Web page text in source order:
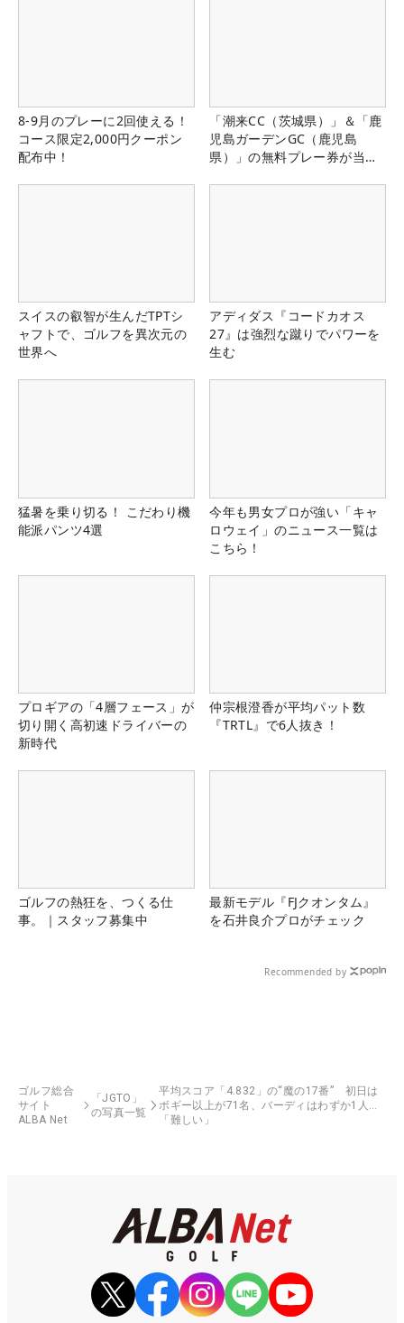
8-9月のプレーに2回使える！
コース限定2,000円クーポン
配布中！
「潮来CC（茨城県）」＆「鹿
児島ガーデンGC（鹿児島
県）」の無料プレー券が当た
スイスの叡智が生んだTPTシ
ャフトで、ゴルフを異次元の
世界へ
アディダス『コードカオス
27』は強烈な蹴りでパワーを
生む
猛暑を乗り切る！ こだわり機
能派パンツ4選
今年も男女プロが強い「キャ
ロウェイ」のニュース一覧は
こちら！
プロギアの「4層フェース」が
切り開く高初速ドライバーの
新時代
仲宗根澄香が平均パット数
『TRTL』で6人抜き！
ゴルフの熱狂を、つくる仕
事。｜スタッフ募集中
最新モデル『FJクオンタム』
を石井良介プロがチェック
Recommended by
ゴルフ総合
サイト
ALBA Net
「JGTO」
の写真一覧
平均スコア「4.832」の“魔の17番” 初日は
ボギー以上が71名、バーディはわずか1人…
「難しい」